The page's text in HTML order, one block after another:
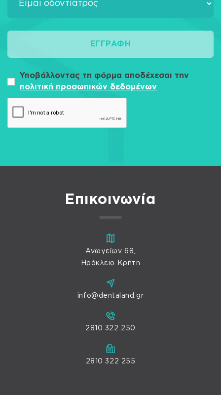
ΕΓΓΡΑΦΉ
Υποβάλλοντας τη φόρμα αποδέχεσαι την
πολιτική προσωπικών δεδομένων
Επικοινωνία
Ανωγείων 68,
Ηράκλειο Κρήτη
info@dentaland.gr
2810 322 250
2810 322 255